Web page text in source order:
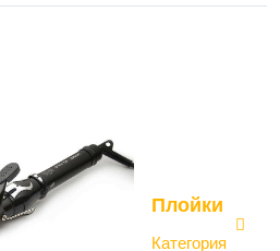
Плойки
Категория